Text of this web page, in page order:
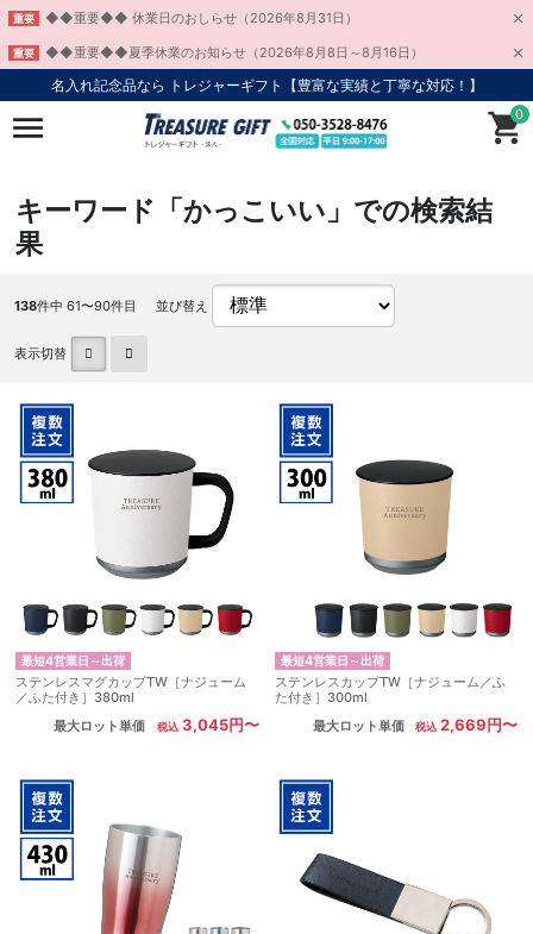
重要 ◆◆重要◆◆ 休業日のおしらせ（2026年8月31日）
重要
◆◆重要◆◆夏季休業のお知らせ（2026年8月8日～8月16日）
名入れ記念品なら トレジャーギフト【豊富な実績と丁寧な対応！】
0
キーワード「かっこいい」での検索結
果
138件中 61〜90件目 並び替え
表示切替
最短4営業日～出荷
ステンレスマグカップTW［ナジューム
／ふた付き］380ml
最大ロット単価
3,045円〜
最短4営業日～出荷
ステンレスカップTW［ナジューム／ふ
た付き］300ml
最大ロット単価
2,669円〜